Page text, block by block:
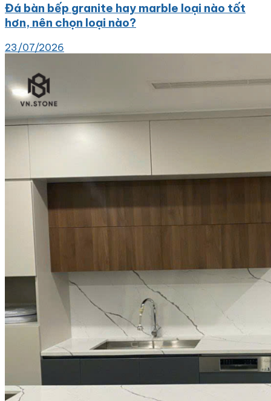
Đá bàn bếp granite hay marble loại nào tốt
hơn, nên chọn loại nào?
23/07/2026